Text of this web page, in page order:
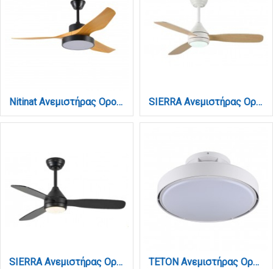
Nitinat Ανεμιστήρας Οροφής με LED 25W, DC Μοτέρ & Smart App - Μαύρο/Ξύλο (102000220) SIERRA Ανεμιστήρας Οροφής με LED 20W, DC Μοτέρ & Smart App - Λευκό/Ξύλο (102000810)
SIERRA Ανεμιστήρας Οροφής με LED 20W, DC Μοτέρ & Smart App - Μαύρο (102000820) TETON Ανεμιστήρας Οροφής Bladeless Λευκό 56W LED 5900lm 3CCT App Control (101001020)